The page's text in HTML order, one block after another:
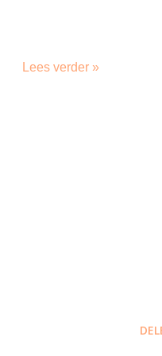
Lees verder »